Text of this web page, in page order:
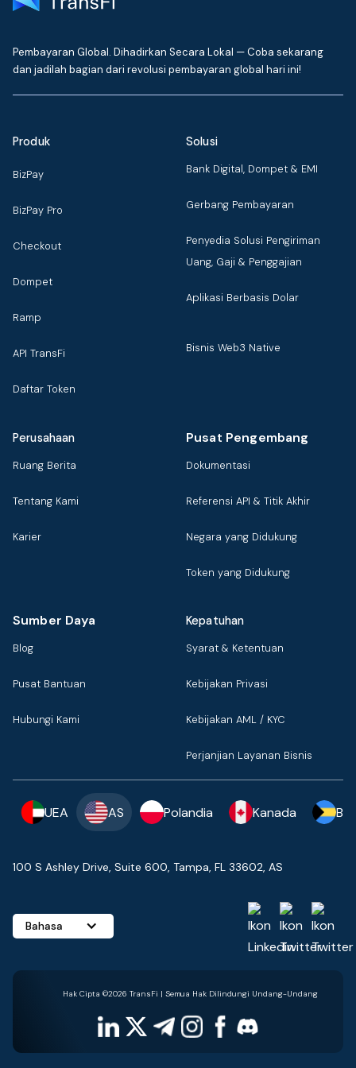
Pembayaran Global. Dihadirkan Secara Lokal — Coba sekarang
dan jadilah bagian dari revolusi pembayaran global hari ini!
Produk
BizPay
BizPay Pro
Checkout
Dompet
Ramp
API TransFi
Daftar Token
Solusi
Bank Digital, Dompet & EMI
Gerbang Pembayaran
Penyedia Solusi Pengiriman
Uang, Gaji & Penggajian
Aplikasi Berbasis Dolar
Bisnis Web3 Native
Perusahaan
Ruang Berita
Tentang Kami
Karier
Pusat Pengembang
Dokumentasi
Referensi API & Titik Akhir
Negara yang Didukung
Token yang Didukung
Sumber Daya
Blog
Pusat Bantuan
Hubungi Kami
Kepatuhan
Syarat & Ketentuan
Kebijakan Privasi
Kebijakan AML / KYC
Perjanjian Layanan Bisnis
UEA AS Polandia Kanada
100 S Ashley Drive, Suite 600, Tampa, FL 33602, AS
Bahasa
Hak Cipta ©2026 TransFi | Semua Hak Dilindungi Undang-Undang